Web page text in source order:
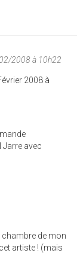
2008 à 10h22
2008 à
Jarre avec
chambre de mon
artiste ! (mais